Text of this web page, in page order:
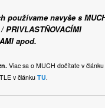
používame navyše s
PRIVLASTŇOVACÍMI
apod.
Viac sa o MUCH dočítate v článku
v článku TU.